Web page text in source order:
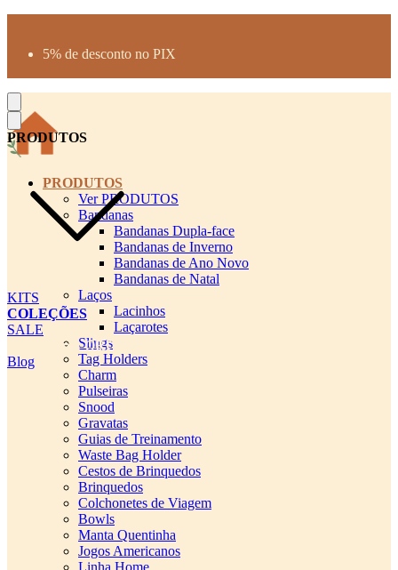
5% de desconto no PIX
PRODUTOS
KITS
COLEÇÕES
SALE
cadastro pet QRCODE
Blog
PRODUTOS
Ver PRODUTOS
Bandanas
Bandanas Dupla-face
Bandanas de Inverno
Bandanas de Ano Novo
Bandanas de Natal
Laços
Lacinhos
Laçarotes
Slings
Tag Holders
Charm
Pulseiras
Snood
Gravatas
Guias de Treinamento
Waste Bag Holder
Cestos de Brinquedos
Brinquedos
Colchonetes de Viagem
Bowls
Manta Quentinha
Jogos Americanos
Linha Home